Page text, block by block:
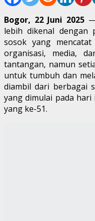
Bogor, 22 Juni 2025—
lebih dikenal dengan
sosok yang
organisasi, media,
tantangan, namun
untuk tumbuh dan
diambil dari berbagai
yang dimulai pada
yang ke-51.